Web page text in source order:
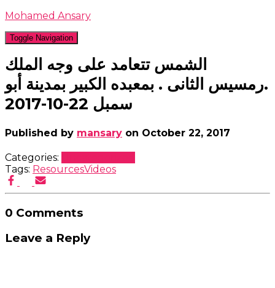
Mohamed Ansary
Toggle Navigation
الشمس تتعامد على وجه الملك
.رمسيس الثانى . بمعبده الكبير بمدينة أبو
سمبل 22-10-2017
Published by mansary on October 22, 2017
Categories:
Tags: ResourcesVideos
0 Comments
Leave a Reply